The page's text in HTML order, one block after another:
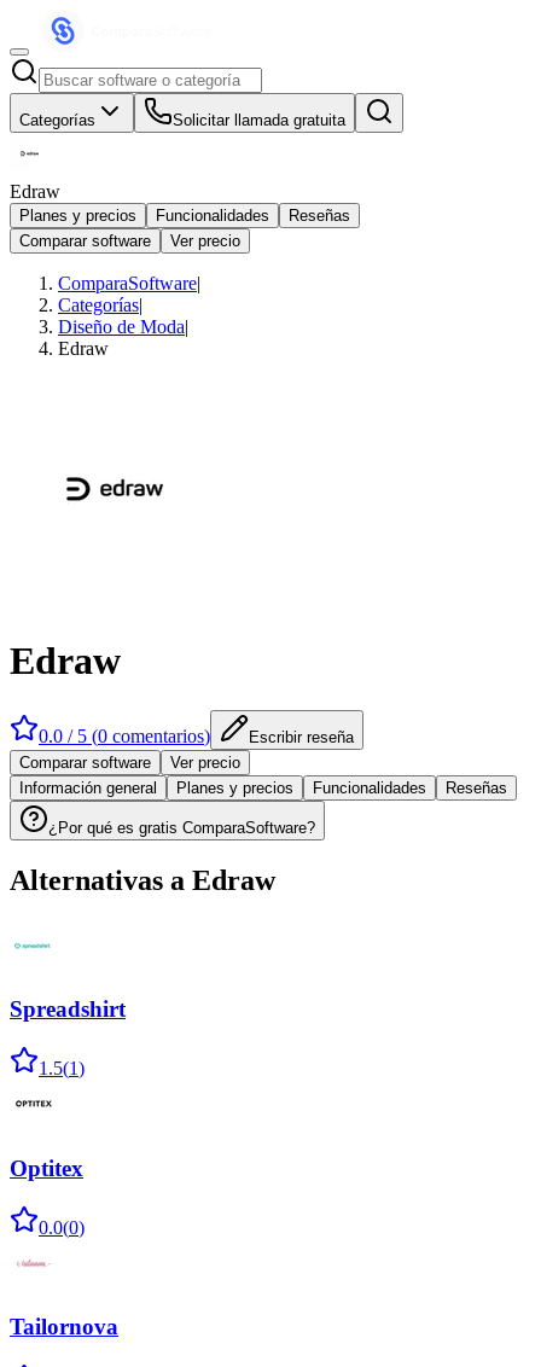
Categorías Solicitar llamada gratuita
Edraw
Planes y precios Funcionalidades
Reseñas
Comparar software
Ver precio
ComparaSoftware|
Categorías|
Diseño de Moda|
Edraw
Edraw
0.0 / 5 (0 comentarios)
Escribir reseña
Comparar software
Ver precio
Información general
Planes y precios Funcionalidades Reseñas
¿Por qué es gratis ComparaSoftware?
Alternativas a Edraw
Spreadshirt
1.5(1)
Optitex
0.0(0)
Tailornova